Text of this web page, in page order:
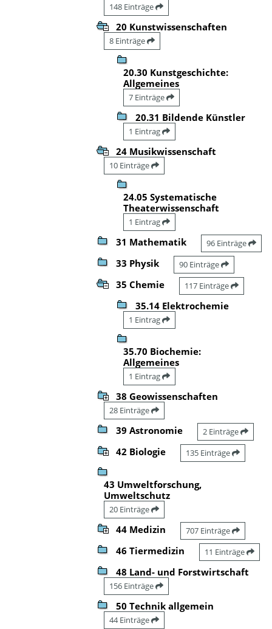
148 Einträge
20 Kunstwissenschaften
8 Einträge
20.30 Kunstgeschichte:
Allgemeines
7 Einträge
20.31 Bildende Künstler
1 Eintrag
24 Musikwissenschaft
10 Einträge
24.05 Systematische
Theaterwissenschaft
1 Eintrag
31 Mathematik 96 Einträge
33 Physik 90 Einträge
35 Chemie 117 Einträge
35.14 Elektrochemie
1 Eintrag
35.70 Biochemie:
Allgemeines
1 Eintrag
38 Geowissenschaften
28 Einträge
39 Astronomie 2 Einträge
42 Biologie 135 Einträge
43 Umweltforschung,
Umweltschutz
20 Einträge
44 Medizin 707 Einträge
46 Tiermedizin 11 Einträge
48 Land- und Forstwirtschaft
156 Einträge
50 Technik allgemein
44 Einträge